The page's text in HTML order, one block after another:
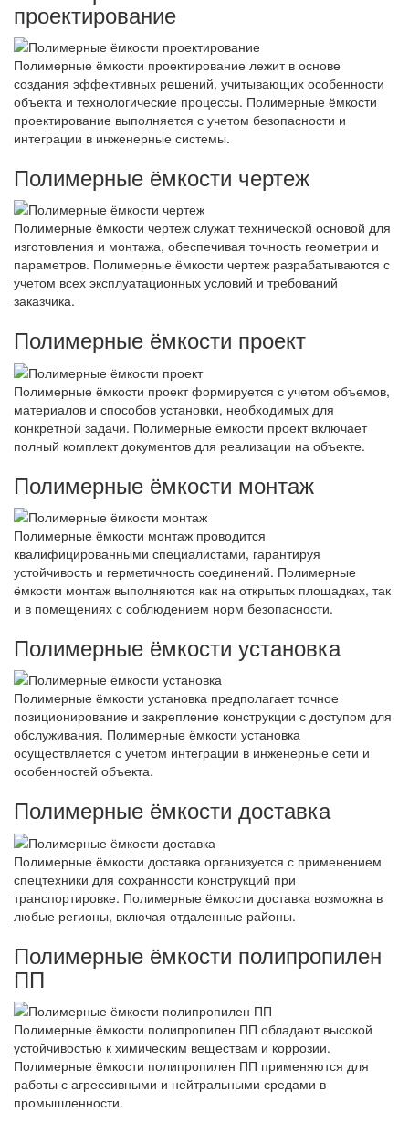
проектирование
Полимерные ёмкости проектирование лежит в основе
создания эффективных решений, учитывающих особенности
объекта и технологические процессы. Полимерные ёмкости
проектирование выполняется с учетом безопасности и
интеграции в инженерные системы.
Полимерные ёмкости чертеж
Полимерные ёмкости чертеж служат технической основой для
изготовления и монтажа, обеспечивая точность геометрии и
параметров. Полимерные ёмкости чертеж разрабатываются с
учетом всех эксплуатационных условий и требований
заказчика.
Полимерные ёмкости проект
Полимерные ёмкости проект формируется с учетом объемов,
материалов и способов установки, необходимых для
конкретной задачи. Полимерные ёмкости проект включает
полный комплект документов для реализации на объекте.
Полимерные ёмкости монтаж
Полимерные ёмкости монтаж проводится
квалифицированными специалистами, гарантируя
устойчивость и герметичность соединений. Полимерные
ёмкости монтаж выполняются как на открытых площадках, так
и в помещениях с соблюдением норм безопасности.
Полимерные ёмкости установка
Полимерные ёмкости установка предполагает точное
позиционирование и закрепление конструкции с доступом для
обслуживания. Полимерные ёмкости установка
осуществляется с учетом интеграции в инженерные сети и
особенностей объекта.
Полимерные ёмкости доставка
Полимерные ёмкости доставка организуется с применением
спецтехники для сохранности конструкций при
транспортировке. Полимерные ёмкости доставка возможна в
любые регионы, включая отдаленные районы.
Полимерные ёмкости полипропилен
ПП
Полимерные ёмкости полипропилен ПП обладают высокой
устойчивостью к химическим веществам и коррозии.
Полимерные ёмкости полипропилен ПП применяются для
работы с агрессивными и нейтральными средами в
промышленности.